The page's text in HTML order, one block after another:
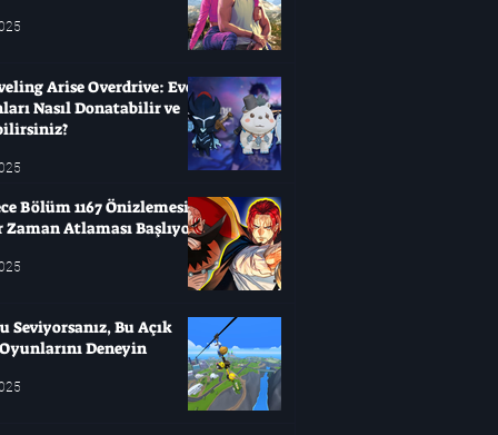
Arise Overdrive: Evcil
Nasıl Donatabilir ve
Bölüm 1167 Önizlemesi:
Zaman Atlaması Başlıyor
Seviyorsanız, Bu Açık
Deneyin